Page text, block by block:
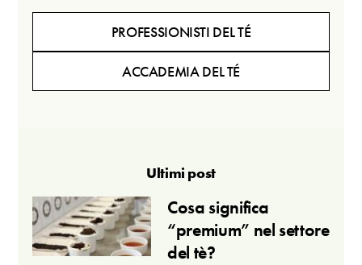
PROFESSIONISTI DEL TÉ
ACCADEMIA DEL TÉ
Ultimi post
Cosa significa
“premium” nel settore
del tè?